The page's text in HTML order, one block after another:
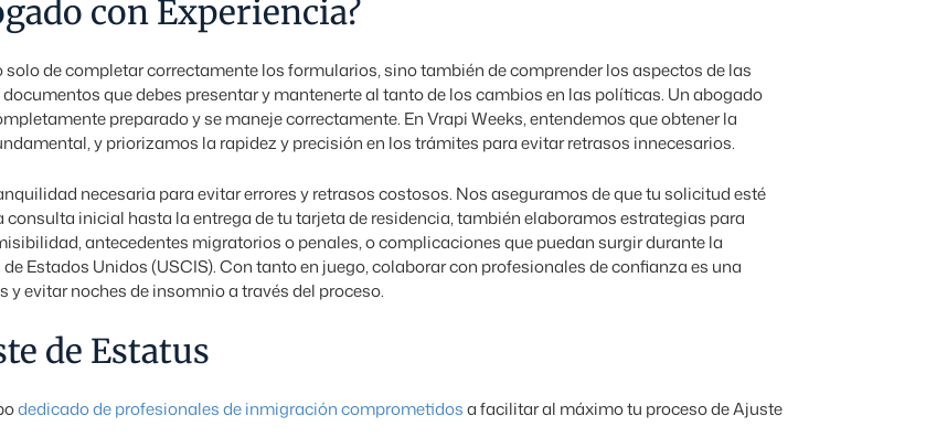
con Experiencia?
de completar correctamente los formularios, sino también de comprender los aspectos de las
que debes presentar y mantenerte al tanto de los cambios en las políticas. Un abogado
preparado y se maneje correctamente. En Vrapi Weeks, entendemos que obtener la
y priorizamos la rapidez y precisión en los trámites para evitar retrasos innecesarios.
necesaria para evitar errores y retrasos costosos. Nos aseguramos de que tu solicitud esté
inicial hasta la entrega de tu tarjeta de residencia, también elaboramos estrategias para
antecedentes migratorios o penales, o complicaciones que puedan surgir durante la
Estados Unidos (USCIS). Con tanto en juego, colaborar con profesionales de confianza es una
evitar noches de insomnio a través del proceso.
de Estatus
dedicado de profesionales de inmigración comprometidosa facilitar al máximo tu proceso de Ajuste